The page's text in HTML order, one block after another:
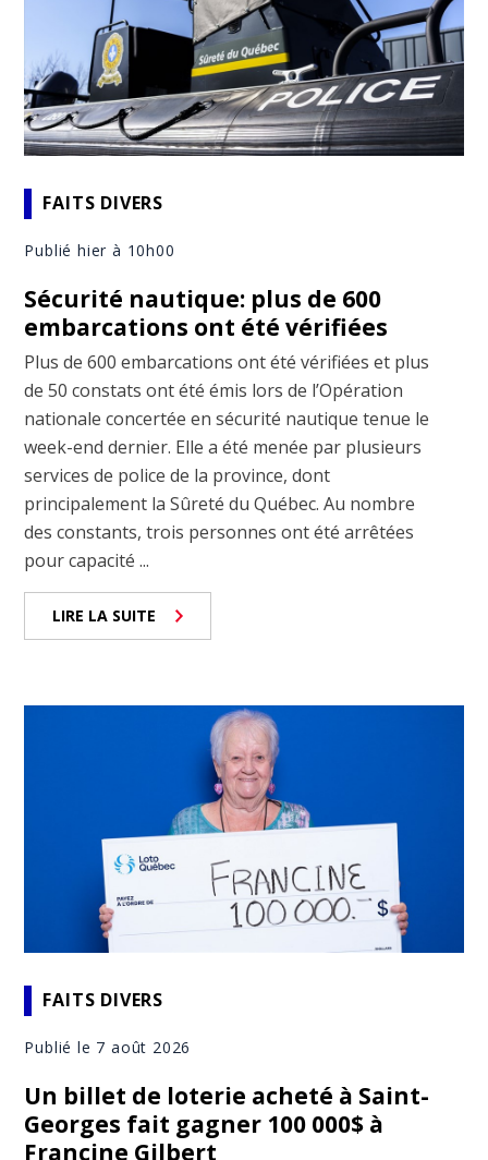
FAITS DIVERS
Publié hier à 10h00
Sécurité nautique: plus de 600
embarcations ont été vérifiées
Plus de 600 embarcations ont été vérifiées et plus
de 50 constats ont été émis lors de l’Opération
nationale concertée en sécurité nautique tenue le
week-end dernier. Elle a été menée par plusieurs
services de police de la province, dont
principalement la Sûreté du Québec. Au nombre
des constants, trois personnes ont été arrêtées
pour capacité ...
LIRE LA SUITE
FAITS DIVERS
Publié le 7 août 2026
Un billet de loterie acheté à Saint-
Georges fait gagner 100 000$ à
Francine Gilbert